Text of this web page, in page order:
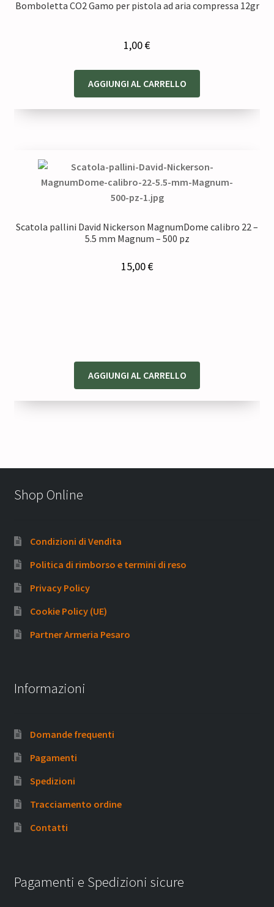
Bomboletta CO2 Gamo per pistola ad aria compressa 12gr
1,00€
AGGIUNGI AL CARRELLO
Scatola pallini David Nickerson MagnumDome calibro 22 –
5.5 mm Magnum – 500 pz
15,00€
AGGIUNGI AL CARRELLO
Shop Online
Condizioni di Vendita
Politica di rimborso e termini di reso
Privacy Policy
Cookie Policy (UE)
Partner Armeria Pesaro
Informazioni
Domande frequenti
Pagamenti
Spedizioni
Tracciamento ordine
Contatti
Pagamenti e Spedizioni sicure